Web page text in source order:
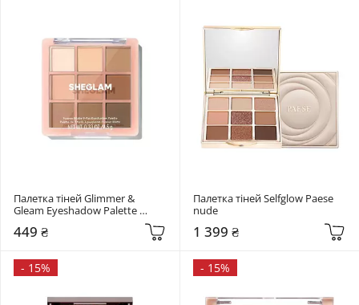
Палетка тіней Glimmer &
Gleam Eyeshadow Palette
449 ₴
Палетка тіней Selfglow Paese
nude
1 399 ₴
- 15% - 15%